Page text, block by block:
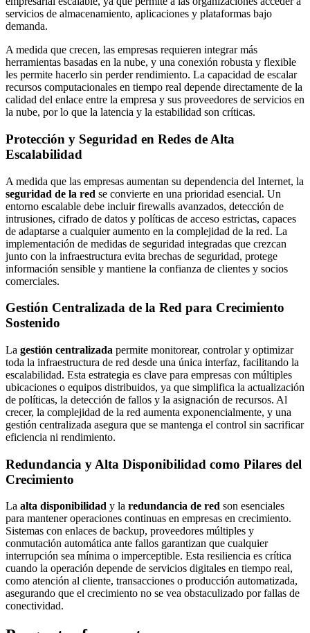
servicios de almacenamiento, aplicaciones y plataformas bajo
demanda.
A medida que crecen, las empresas requieren integrar más
herramientas basadas en la nube, y una conexión robusta y flexible
les permite hacerlo sin perder rendimiento. La capacidad de escalar
recursos computacionales en tiempo real depende directamente de la
calidad del enlace entre la empresa y sus proveedores de servicios en
la nube, por lo que la latencia y la estabilidad son críticas.
Protección y Seguridad en Redes de Alta
Escalabilidad
A medida que las empresas aumentan su dependencia del Internet, la
seguridad de la red se convierte en una prioridad esencial. Un
entorno escalable debe incluir firewalls avanzados, detección de
intrusiones, cifrado de datos y políticas de acceso estrictas, capaces
de adaptarse a cualquier aumento en la complejidad de la red. La
implementación de medidas de seguridad integradas que crezcan
junto con la infraestructura evita brechas de seguridad, protege
información sensible y mantiene la confianza de clientes y socios
comerciales.
Gestión Centralizada de la Red para Crecimiento
Sostenido
La gestión centralizada permite monitorear, controlar y optimizar
toda la infraestructura de red desde una única interfaz, facilitando la
escalabilidad. Esta estrategia es clave para empresas con múltiples
ubicaciones o equipos distribuidos, ya que simplifica la actualización
de políticas, la detección de fallos y la asignación de recursos. Al
crecer, la complejidad de la red aumenta exponencialmente, y una
gestión centralizada asegura que se mantenga el control sin sacrificar
eficiencia ni rendimiento.
Redundancia y Alta Disponibilidad como Pilares del
Crecimiento
La alta disponibilidad y la redundancia de red son esenciales
para mantener operaciones continuas en empresas en crecimiento.
Sistemas con enlaces de backup, proveedores múltiples y
conmutación automática ante fallos garantizan que cualquier
interrupción sea mínima o imperceptible. Esta resiliencia es crítica
cuando la operación depende de servicios digitales en tiempo real,
como atención al cliente, transacciones o producción automatizada,
asegurando que el crecimiento no se vea obstaculizado por fallas de
conectividad.